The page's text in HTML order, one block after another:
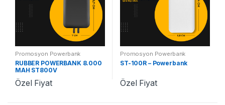
Promosyon Powerbank
RUBBER POWERBANK 8.000
MAH ST800V
Özel Fiyat
Promosyon Powerbank
ST-100R – Powerbank
Özel Fiyat